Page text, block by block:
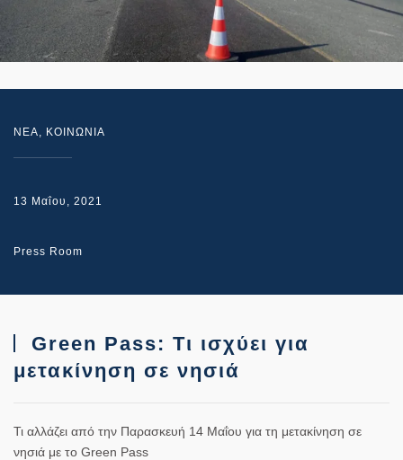
NEA, ΚΟΙΝΩΝΙΑ
13 Μαΐου, 2021
Press Room
Green Pass: Τι ισχύει για
μετακίνηση σε νησιά
Τι αλλάζει από την Παρασκευή 14 Μαΐου για τη μετακίνηση σε
νησιά με το Green Pass